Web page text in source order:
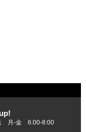
月-金 6:00-8:00